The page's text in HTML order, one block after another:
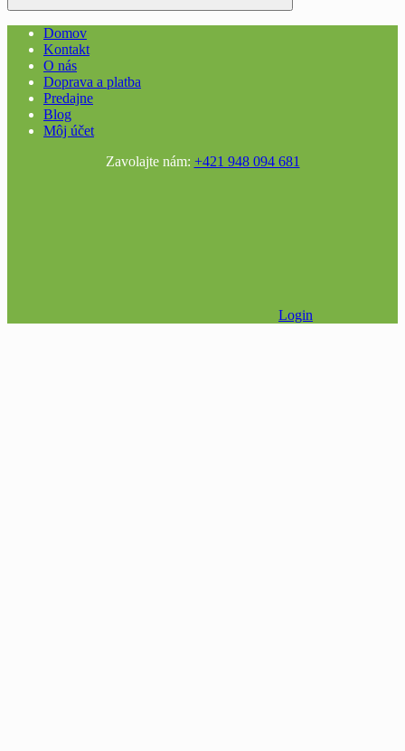
Domov
Kontakt
O nás
Doprava a platba
Predajne
Blog
Môj účet
Zavolajte nám: +421 948 094 681
Login